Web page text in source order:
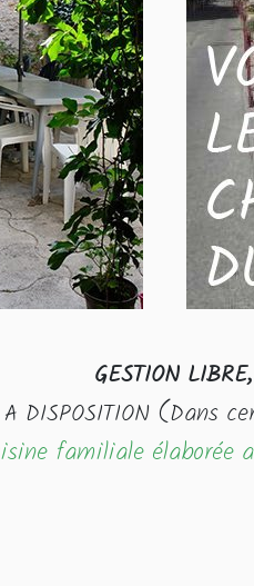
GESTION
DISPOSITION (Dans
familiale élaborée